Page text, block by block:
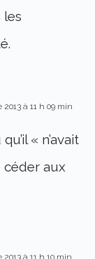
les
à 11 h 09 min
« n’avait
aux
à 11 h 10 min